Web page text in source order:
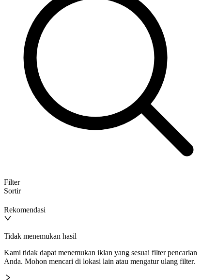
Filter
Sortir
Rekomendasi
Tidak menemukan hasil
Kami tidak dapat menemukan iklan yang sesuai filter pencarian
Anda. Mohon mencari di lokasi lain atau mengatur ulang filter.